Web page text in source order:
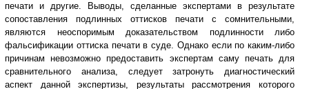
печати и другие. Выводы, сделанные экспертами в результате
сопоставления подлинных оттисков печати с сомнительными,
являются неоспоримым доказательством подлинности либо
фальсификации оттиска печати в суде. Однако если по каким-либо
причинам невозможно предоставить экспертам саму печать для
сравнительного анализа, следует затронуть диагностический
аспект данной экспертизы, результаты рассмотрения которого